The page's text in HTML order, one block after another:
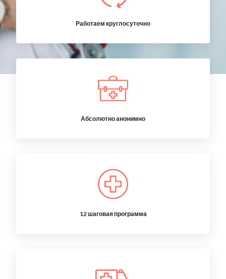
Работаем круглосуточно
Абсолютно анонимно
12 шаговая программа